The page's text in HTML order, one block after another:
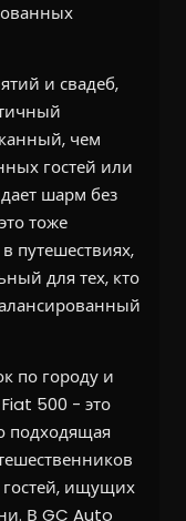
и свадеб,
чем
гостей или
шарм без
тоже
путешествиях,
для тех, кто
по городу и
500 - это
подходящая
ищущих
В GC Auto